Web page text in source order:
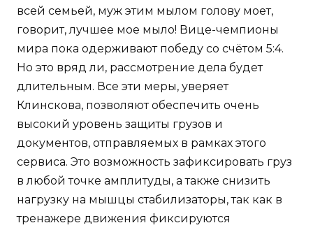
всей семьей, муж этим мылом голову моет,
говорит, лучшее мое мыло! Вице-чемпионы
мира пока одерживают победу со счётом 5:4.
Но это вряд ли, рассмотрение дела будет
длительным. Все эти меры, уверяет
Клинскова, позволяют обеспечить очень
высокий уровень защиты грузов и
документов, отправляемых в рамках этого
сервиса. Это возможность зафиксировать груз
в любой точке амплитуды, а также снизить
нагрузку на мышцы стабилизаторы, так как в
тренажере движения фиксируются